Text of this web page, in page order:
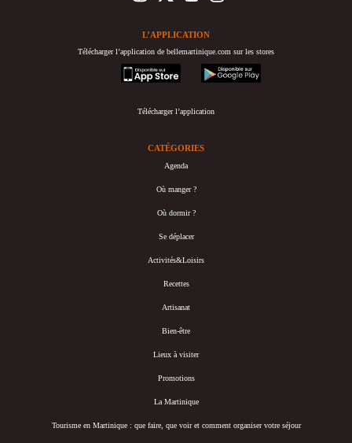
L’APPLICATION
Télécharger l’application de bellemartinique.com sur les stores
appstore
googleplay
Télécharger l’application
CATÉGORIES
Agenda
Où manger ?
Où dormir ?
Se déplacer
Activités&Loisirs
Recettes
Artisanat
Bien-être
Lieux à visiter
Promotions
La Martinique
Tourisme en Martinique : que faire, que voir et comment organiser votre séjour